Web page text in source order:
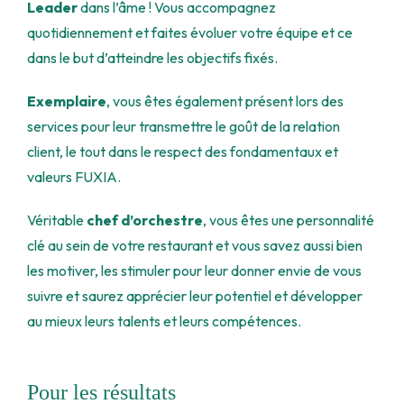
Leaderdans l’âme ! Vous accompagnez
quotidiennement et faites évoluer votre équipe et ce
dans le but d’atteindre les objectifs fixés.
Exemplaire, vous êtes également présent lors des
services pour leur transmettre le goût de la relation
client, le tout dans le respect des fondamentaux et
valeurs FUXIA.
Véritable chef d’orchestre, vous êtes une personnalité
clé au sein de votre restaurant et vous savez aussi bien
les motiver, les stimuler pour leur donner envie de vous
suivre et saurez apprécier leur potentiel et développer
au mieux leurs talents et leurs compétences.
Pour les résultats